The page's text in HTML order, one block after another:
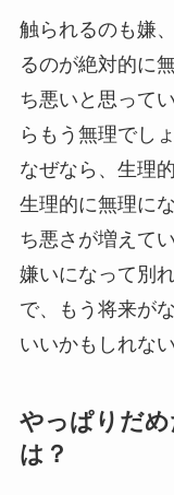
触られるのも嫌
るのが絶対的に
ち悪いと思って
らもう無理でしょ
なぜなら、生理
生理的に無理に
ち悪さが増えて
嫌いになって別
で、もう将来が
いいかもしれな
やっぱりだ
は？